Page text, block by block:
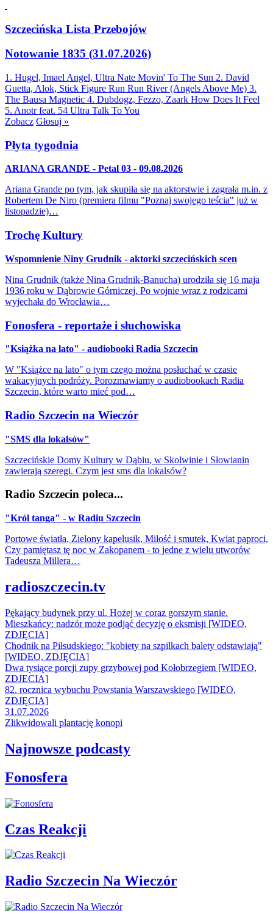
Szczecińska Lista Przebojów
Notowanie 1835 (31.07.2026)
1. Hugel, Imael Angel, Ultra Nate Movin' To The Sun 2. David
Guetta, Alok, Stick Figure Run Run River (Angels Above Me) 3.
The Bausa Magnetic 4. Dubdogz, Fezzo, Zaark How Does It Feel
5. Anotr feat. 54 Ultra Talk To You
Zobacz Głosuj »
Płyta tygodnia
ARIANA GRANDE - Petal 03 - 09.08.2026
Ariana Grande po tym, jak skupiła się na aktorstwie i zagrała m.in. z
Robertem De Niro (premiera filmu "Poznaj swojego teścia" już w
listopadzie)…
Trochę Kultury
Wspomnienie Niny Grudnik - aktorki szczecińskich scen
Nina Grudnik (także Nina Grudnik-Banucha) urodziła się 16 maja
1936 roku w Dąbrowie Górniczej. Po wojnie wraz z rodzicami
wyjechała do Wrocławia…
Fonosfera - reportaże i słuchowiska
"Książka na lato" - audiobooki Radia Szczecin
W "Książce na lato" o tym czego można posłuchać w czasie
wakacyjnych podróży. Porozmawiamy o audiobookach Radia
Szczecin, które warto mieć pod…
Radio Szczecin na Wieczór
"SMS dla lokalsów"
Szczecińskie Domy Kultury w Dąbiu, w Skolwinie i Słowianin
zawierają szeregi. Czym jest sms dla lokalsów?
Radio Szczecin poleca...
"Król tanga" - w Radiu Szczecin
Portowe światła, Zielony kapelusik, Miłość i smutek, Kwiat paproci,
Czy pamiętasz tę noc w Zakopanem - to jedne z wielu utworów
Tadeusza Millera…
radioszczecin.tv
Pękający budynek przy ul. Hożej w coraz gorszym stanie.
Mieszkańcy: nadzór może podjąć decyzję o eksmisji [WIDEO,
ZDJĘCIA]
Chodnik na Piłsudskiego: "kobiety na szpilkach balety odstawiają"
[WIDEO, ZDJĘCIA]
Dwa tysiące porcji zupy grzybowej pod Kołobrzegiem [WIDEO,
ZDJECIA]
82. rocznica wybuchu Powstania Warszawskiego [WIDEO,
ZDJĘCIA]
31.07.2026
Zlikwidowali plantację konopi
Najnowsze podcasty
Fonosfera
Czas Reakcji
Radio Szczecin Na Wieczór